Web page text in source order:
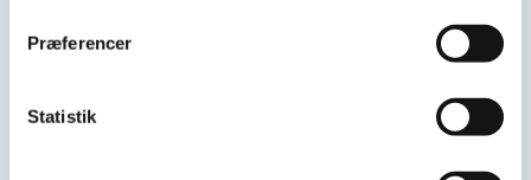
Præferencer
Statistik